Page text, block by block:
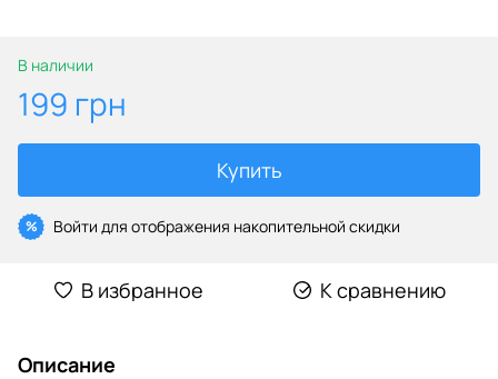
В наличии
199 грн
Купить
% Войти для отображения накопительной скидки
В избранное К сравнению
Описание